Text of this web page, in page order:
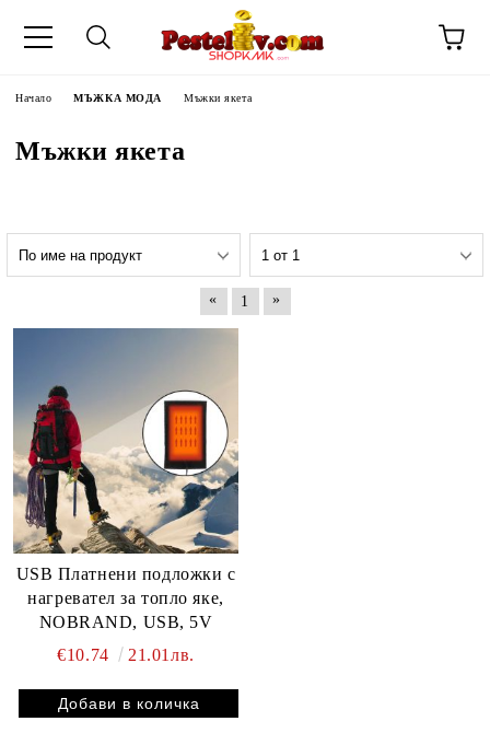
НА
Начало МЪЖКА МОДА Мъжки якета
Мъжки якета
« 1 »
USB Платнени подложки с
нагревател за топло яке,
NOBRAND, USB, 5V
€10.74
21.01лв.